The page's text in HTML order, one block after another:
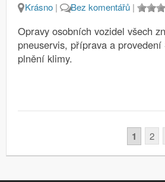
Krásno | Bez komentářů |
Opravy osobních vozidel všech
pneuservis, příprava a provedení
plnění klimy.
1 2